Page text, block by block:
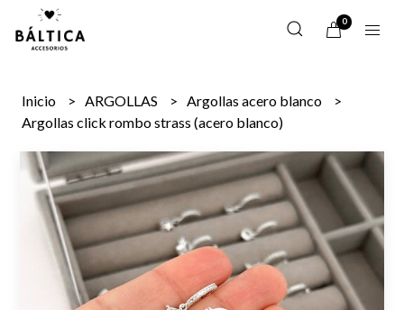
0
Inicio ARGOLLAS
Argollas acero blanco
Argollas click rombo strass (acero blanco)